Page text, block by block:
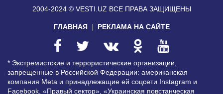
2004-2024 © VESTI.UZ ВСЕ ПРАВА ЗАЩИЩЕНЫ
ГЛАВНАЯ РЕКЛАМА НА САЙТЕ
* Экстремистские и террористические организации,
запрещенные в Российской Федерации: американская
компания Meta и принадлежащие ей соцсети Instagram и
Facebook, «Правый сектор», «Украинская повстанческая